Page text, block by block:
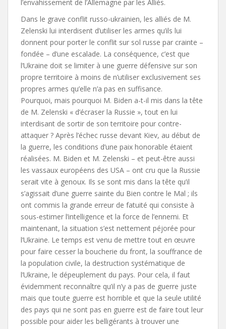
l’envahissement de l’Allemagne par les Alliés.
Dans le grave conflit russo-ukrainien, les alliés de M.
Zelenski lui interdisent d’utiliser les armes qu’ils lui
donnent pour porter le conflit sur sol russe par crainte –
fondée – d’une escalade. La conséquence, c’est que
l’Ukraine doit se limiter à une guerre défensive sur son
propre territoire à moins de n’utiliser exclusivement ses
propres armes qu’elle n’a pas en suffisance.
Pourquoi, mais pourquoi M. Biden a-t-il mis dans la tête
de M. Zelenski « d’écraser la Russie », tout en lui
interdisant de sortir de son territoire pour contre-
attaquer ? Après l’échec russe devant Kiev, au début de
la guerre, les conditions d’une paix honorable étaient
réalisées. M. Biden et M. Zelenski – et peut-être aussi
les vassaux européens des USA – ont cru que la Russie
serait vite à genoux. Ils se sont mis dans la tête qu’il
s’agissait d’une guerre sainte du Bien contre le Mal ; ils
ont commis la grande erreur de fatuité qui consiste à
sous-estimer l’intelligence et la force de l’ennemi. Et
maintenant, la situation s’est nettement péjorée pour
l’Ukraine. Le temps est venu de mettre tout en œuvre
pour faire cesser la boucherie du front, la souffrance de
la population civile, la destruction systématique de
l’Ukraine, le dépeuplement du pays. Pour cela, il faut
évidemment reconnaître qu’il n’y a pas de guerre juste
mais que toute guerre est horrible et que la seule utilité
des pays qui ne sont pas en guerre est de faire tout leur
possible pour aider les belligérants à trouver une